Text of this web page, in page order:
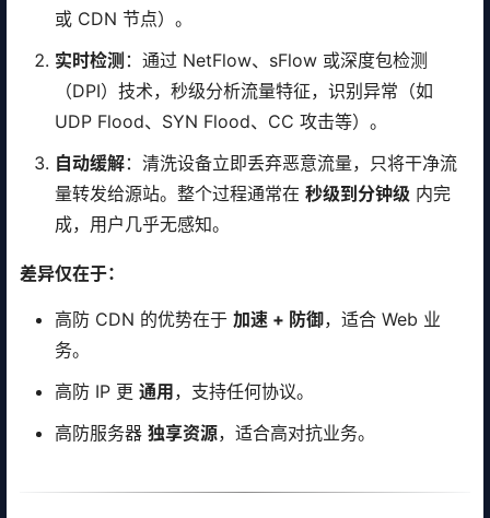
或 CDN 节点）。
实时检测 ：通过 NetFlow、sFlow 或深度包检测
（DPI）技术，秒级分析流量特征，识别异常（如
UDP Flood、SYN Flood、CC 攻击等）。
自动缓解：清洗设备立即丢弃恶意流量，只将干净流
量转发给源站。整个过程通常在 秒级到分钟级 内完
成，用户几乎无感知。
差异仅在于：
高防 CDN 的优势在于 加速 + 防御，适合 Web 业
务。
高防 IP 更 通用，支持任何协议。
高防服务器 独享资源，适合高对抗业务。